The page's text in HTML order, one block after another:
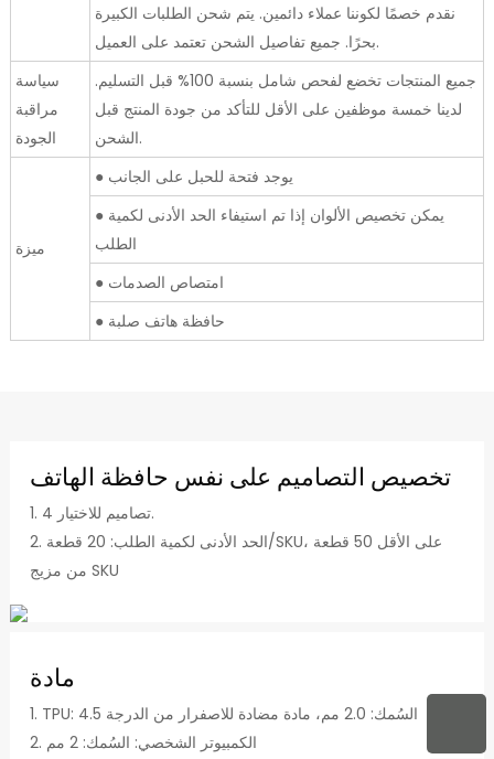
نقدم خصمًا لكوننا عملاء دائمين. يتم شحن الطلبات الكبيرة
بحرًا. جميع تفاصيل الشحن تعتمد على العميل.
سياسة
مراقبة
الجودة
جميع المنتجات تخضع لفحص شامل بنسبة 100% قبل التسليم.
لدينا خمسة موظفين على الأقل للتأكد من جودة المنتج قبل
الشحن.
ميزة
● يوجد فتحة للحبل على الجانب
● يمكن تخصيص الألوان إذا تم استيفاء الحد الأدنى لكمية
الطلب
● امتصاص الصدمات
● حافظة هاتف صلبة
تخصيص التصاميم على نفس حافظة الهاتف
1. 4 تصاميم للاختيار.
2. الحد الأدنى لكمية الطلب: 20 قطعة/SKU، على الأقل 50 قطعة
من مزيج SKU
مادة
1. TPU: السُمك: 2.0 مم، مادة مضادة للاصفرار من الدرجة 4.5
2. الكمبيوتر الشخصي: السُمك: 2 مم